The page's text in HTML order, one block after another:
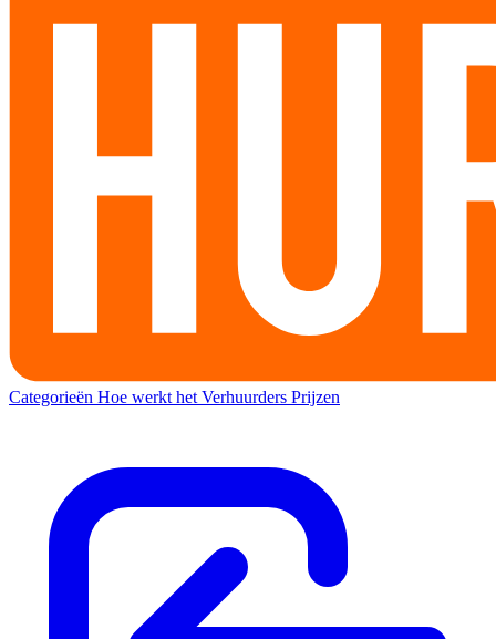
Categorieën Hoe werkt het Verhuurders Prijzen